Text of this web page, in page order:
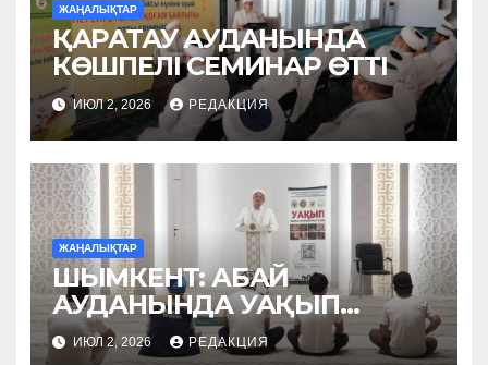
ЖАҢАЛЫҚТАР
ҚАРАТАУ АУДАНЫНДА
КӨШПЕЛІ СЕМИНАР ӨТТІ
ИЮЛ 2, 2026 РЕДАКЦИЯ
ЖАҢАЛЫҚТАР
ШЫМКЕНТ: АБАЙ
АУДАНЫНДА УАҚЫП
НАСИХАТТАЛДЫ
ИЮЛ 2, 2026 РЕДАКЦИЯ